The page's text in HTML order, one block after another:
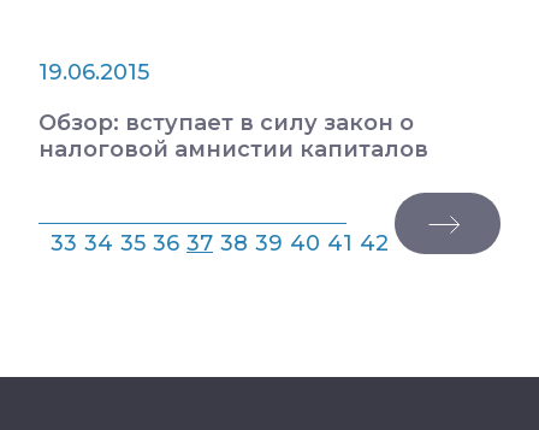
19.06.2015
Обзор: вступает в силу закон о
налоговой амнистии капиталов
33 34 35 36 37 38 39 40 41 42